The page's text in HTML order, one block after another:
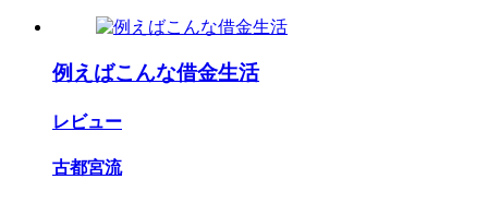
例えばこんな借金生活
レビュー
古都宮流